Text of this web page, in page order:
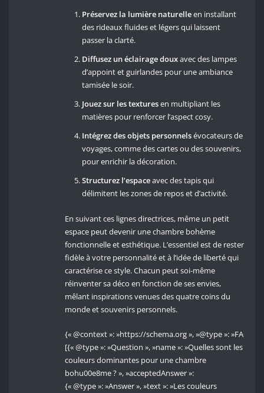
Préservez la lumière naturelleen installant
des rideaux fluides et légers qui laissent
passer la clarté.
Diffusez un éclairage douxavec des lampes
d’appoint et guirlandes pour une ambiance
tamisée le soir.
Jouez sur les texturesen multipliant les
matières pour renforcer l’aspect cosy.
Intégrez des objets personnelsévocateurs de
voyages, comme des cartes ou des souvenirs,
pour enrichir la décoration.
Structurez l’espaceavec des tapis qui
délimitent les zones de repos et d’activité.
En suivant ces lignes directrices, même un petit
espace peut devenir une chambre bohème
fonctionnelle et esthétique. L’essentiel est de rester
fidèle à votre personnalité et à l’idée de liberté qui
caractérise ce style. Chacun peut soi-même
réinventer sa déco en fonction de ses envies,
mêlant inspirations venues des quatre coins du
monde et souvenirs personnels.
{« @context »: »https://schema.org », »@type »:
[{« @type »: »Question », »name »: »Quelles sont les
couleurs dominantes pour une chambre
bohu00e8me ? », »acceptedAnswer »:
{« @type »: »Answer », »text »: »Les couleurs